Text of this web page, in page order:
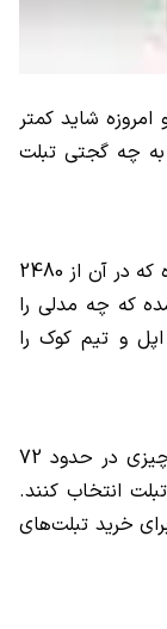
شاید کمتر
چه گجتی تبلت
نظرسنجی انجام داده که در آن از 2480
که چه مدلی را
و تیم کوک را
بر طبق این نظر سنجی 3 نفر از 4 نفر که چیزی در حدود 72
انتخاب کنند.
درخواست برای خرید تبلت‌های